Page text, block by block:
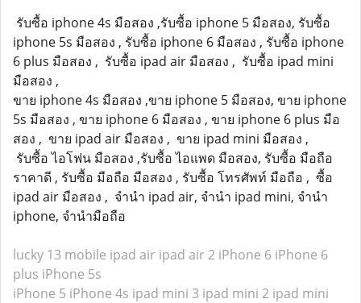
รับซื้อ iphone 4s มือสอง ,รับซื้อ iphone 5 มือสอง, รับซื้อ
iphone 5s มือสอง , รับซื้อ iphone 6 มือสอง , รับซื้อ iphone
6 plus มือสอง , รับซื้อ ipad air มือสอง , รับซื้อ ipad mini
มือสอง ,
ขาย iphone 4s มือสอง ,ขาย iphone 5 มือสอง, ขาย iphone
5s มือสอง , ขาย iphone 6 มือสอง , ขาย iphone 6 plus มือ
สอง , ขาย ipad air มือสอง , ขาย ipad mini มือสอง ,
รับซื้อ ไอโฟน มือสอง ,รับซื้อ ไอแพด มือสอง, รับซื้อ มือถือ
ราคาดี , รับซื้อ มือถือ มือสอง , รับซื้อ โทรศัพท์ มือถือ , ซื้อ
ipad air มือสอง , จำนำ ipad air, จำนำ ipad mini, จำนำ
iphone, จำนำมือถือ
lucky 13 mobile ipad air ipad air 2 iPhone 6 iPhone 6
plus iPhone 5s
iPhone 5 iPhone 4s ipad mini 3 ipad mini 2 ipad mini